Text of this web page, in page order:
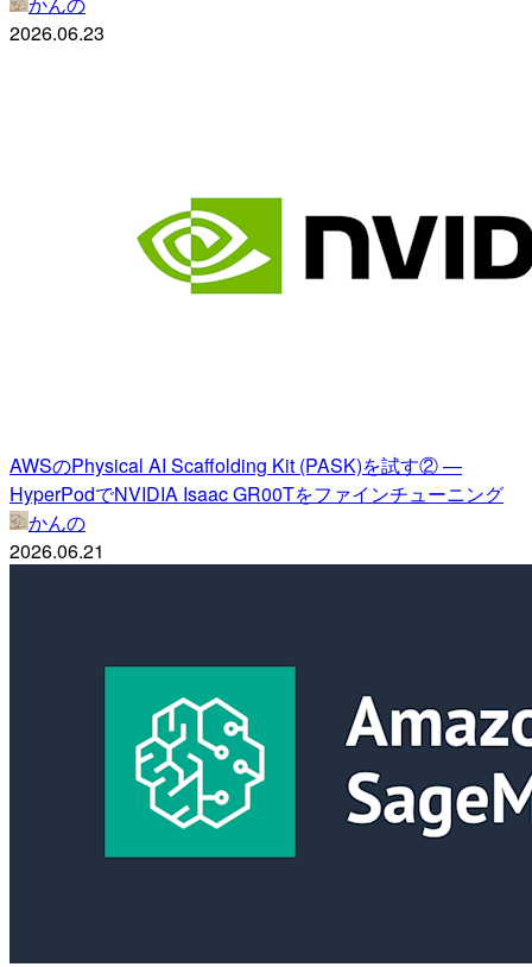
2026.06.23
AWSのPhysical AI Scaffolding Kit (PASK)を試す② —
HyperPodでNVIDIA Isaac GR00Tをファインチューニング
かんの
2026.06.21